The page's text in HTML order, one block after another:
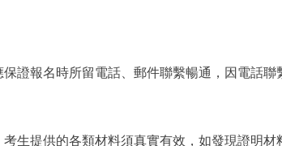
報名時所留電話、郵件聯繫暢通，因電話聯
提供的各類材料須真實有效，如發現證明材